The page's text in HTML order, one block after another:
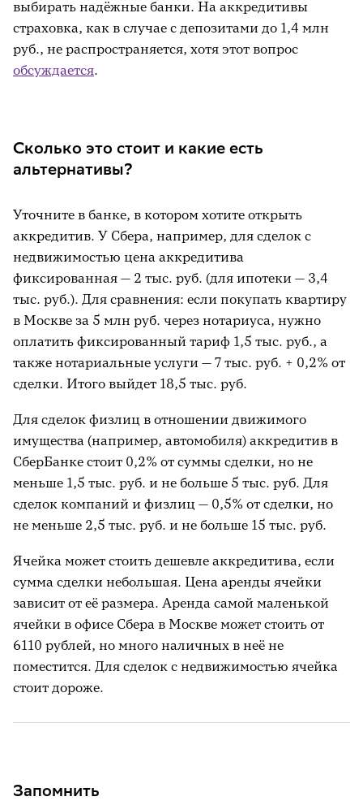
выбирать надёжные банки. На аккредитивы
страховка, как в случае с депозитами до 1,4 млн
руб., не распространяется, хотя этот вопрос
обсуждается.
Сколько это стоит и какие есть
альтернативы?
Уточните в банке, в котором хотите открыть
аккредитив. У Сбера, например, для сделок с
недвижимостью цена аккредитива
фиксированная — 2 тыс. руб. (для ипотеки — 3,4
тыс. руб.). Для сравнения: если покупать квартиру
в Москве за 5 млн руб. через нотариуса, нужно
оплатить фиксированный тариф 1,5 тыс. руб., а
также нотариальные услуги — 7 тыс. руб. + 0,2% от
сделки. Итого выйдет 18,5 тыс. руб.
Для сделок физлиц в отношении движимого
имущества (например, автомобиля) аккредитив в
СберБанке стоит 0,2% от суммы сделки, но не
меньше 1,5 тыс. руб. и не больше 5 тыс. руб. Для
сделок компаний и физлиц — 0,5% от сделки, но
не меньше 2,5 тыс. руб. и не больше 15 тыс. руб.
Ячейка может стоить дешевле аккредитива, если
сумма сделки небольшая. Цена аренды ячейки
зависит от её размера. Аренда самой маленькой
ячейки в офисе Сбера в Москве может стоить от
6110 рублей, но много наличных в неё не
поместится. Для сделок с недвижимостью ячейка
стоит дороже.
Запомнить